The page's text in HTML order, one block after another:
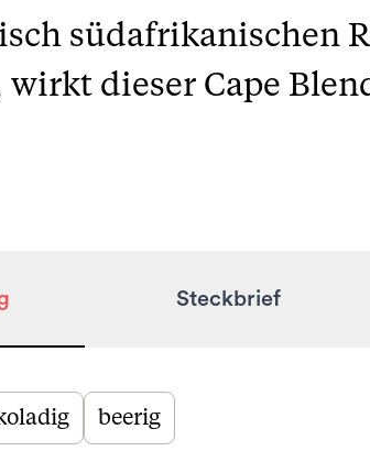
südafrikanischen
dieser Cape
Steckbrief
beerig